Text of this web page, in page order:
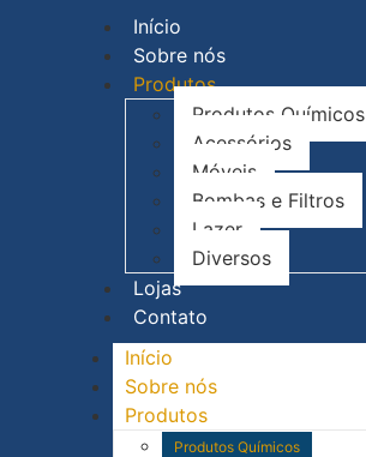
Início
Sobre nós
Produtos
Produtos Químicos
Acessórios
Móveis
Bombas e Filtros
Lazer
Diversos
Lojas
Contato
Início
Sobre nós
Produtos
Produtos Químicos